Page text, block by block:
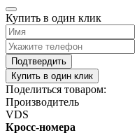
Купить в один клик
Подтвердить
Купить в один клик
Поделиться товаром:
Производитель
VDS
Кросс-номера